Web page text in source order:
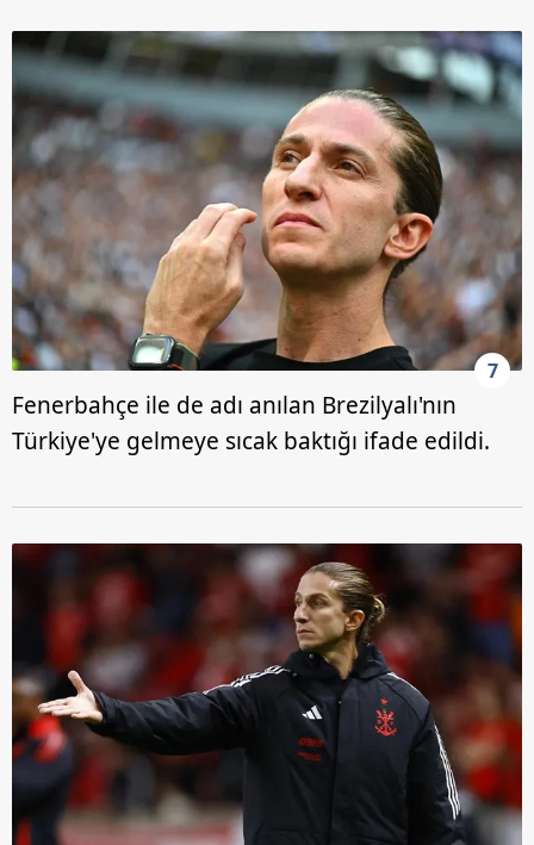
6698 sayılı Kişisel Verilerin Korunması Kanunu uyarınca
hazırlanmış Aydınlatma Metnimizi okumak ve sitemizde
ilgili mevzuata uygun olarak kullanılan çerezlerle ilgili bilgi
almak için lütfentıklayınız.
7
Fenerbahçe ile de adı anılan Brezilyalı'nın
Türkiye'ye gelmeye sıcak baktığı ifade edildi.